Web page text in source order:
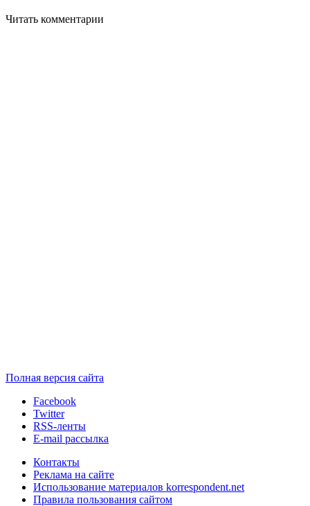
Читать комментарии
Полная версия сайта
Facebook
Twitter
RSS-ленты
E-mail рассылка
Контакты
Реклама на сайте
Использование материалов korrespondent.net
Правила пользования сайтом